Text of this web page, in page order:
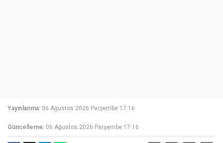
Yayınlanma: 06 Ağustos 2026 Perşembe 17:16
Güncelleme: 06 Ağustos 2026 Perşembe 17:16